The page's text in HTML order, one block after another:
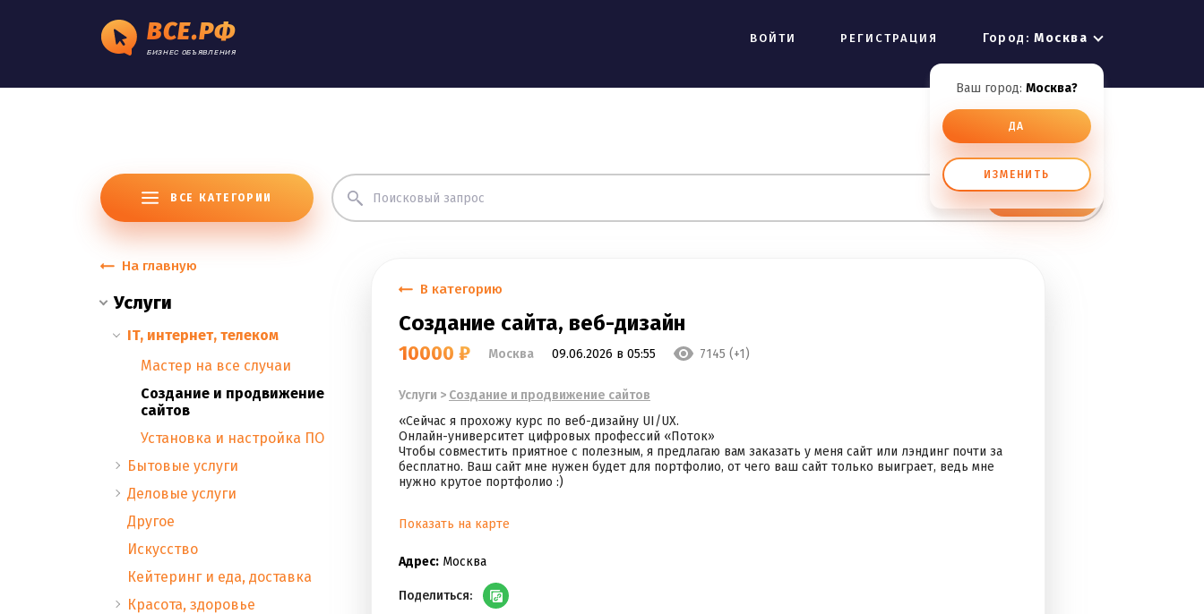
ВСЕ.РФ
БИЗНЕС ОБЪЯВЛЕНИЯ
ВОЙТИ РЕГИСТРАЦИЯ Город:Москва
Ваш город: Москва?
ДА
ИЗМЕНИТЬ
ВСЕ КАТЕГОРИИ
На главную
Услуги
IT, интернет, телеком
Мастер на все случаи
Cоздание и продвижение
сайтов
Установка и настройка ПО
Бытовые услуги
Деловые услуги
Другое
Искусство
Кейтеринг и еда, доставка
Красота, здоровье
В категорию
Создание сайта, веб-дизайн
10000 ₽ Москва 09.06.2026 в 05:55 7145 (+1)
Услуги > Cоздание и продвижение сайтов
«Сейчас я прохожу курс по веб-дизайну UI/UX.
Онлайн-университет цифровых профессий «Поток»
Чтобы совместить приятное с полезным, я предлагаю вам заказать у меня сайт или лэндинг почти за
бесплатно. Ваш сайт мне нужен будет для портфолио, от чего ваш сайт только выиграет, ведь мне
нужно крутое портфолио :)
Показать на карте
Адрес: Москва
Поделиться: